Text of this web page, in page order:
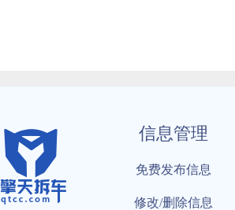
信息管理
免费发布信息
修改/删除信息